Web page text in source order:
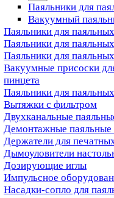
Паяльники для
Вакуумный
Паяльники для
Паяльники для
Паяльники для
Вакуумные присоски
пинцета
Паяльники для
Вытяжки с фильтром
Двухканальные
Демонтажные паяльные
Держатели для
Дымоуловители
Дозирующие иглы
Импульсное
Насадки-сопло для